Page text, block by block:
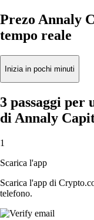
Prezo Annaly
tempo reale
Inizia in pochi minuti
3 passaggi per
di Annaly
1
Scarica l'app
Scarica l'app di
telefono.